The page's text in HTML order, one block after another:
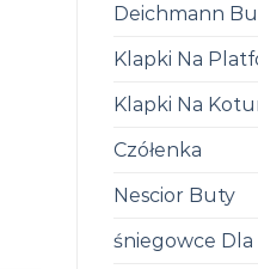
Deichmann
Klapki Na
Klapki Na
Czółenka
Nescior Buty
śniegowce